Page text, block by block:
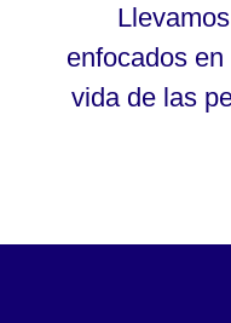
enfocados
vida de las